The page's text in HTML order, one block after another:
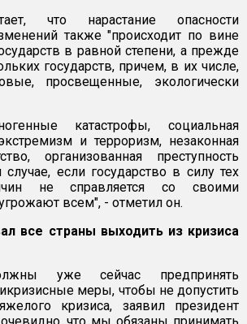
что нарастание опасности
также "происходит по вине
в равной степени, а прежде
государств, причем, в их числе,
просвещенные, экологически
катастрофы, социальная
и терроризм, незаконная
организованная преступность
если государство в силу тех
не справляется со своими
всем", - отметил он.
все страны выходить из кризиса
уже сейчас предпринять
меры, чтобы не допустить
кризиса, заявил президент
что мы обязаны принимать